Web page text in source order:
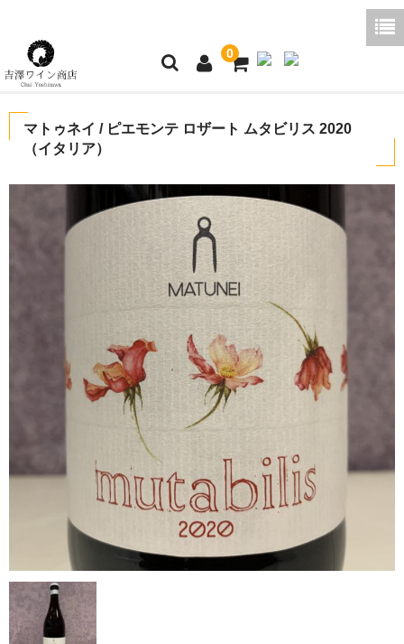
0
ご利用ガイド
好みから探す
お買い物かご
マトゥネイ / ピエモンテ ロザート ムタビリス 2020
（イタリア）